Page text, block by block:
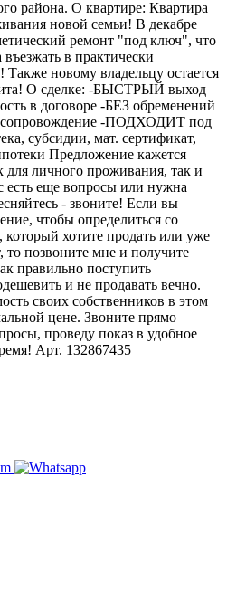
района. О квартире: Квартира
новой семьи! В декабре
ремонт "под ключ", что
в практически
новому владельцу остается
О сделке: -БЫСТРЫЙ выход
в договоре -БЕЗ обременений
-ПОДХОДИТ под
субсидии, мат. сертификат,
Предложение кажется
для личного проживания, так и
есть еще вопросы или нужна
- звоните! Если вы
чтобы определиться со
который хотите продать или уже
то позвоните мне и получите
правильно поступить
и не продавать вечно.
своих собственников в этом
цене. Звоните прямо
проведу показ в удобное
Арт. 132867435